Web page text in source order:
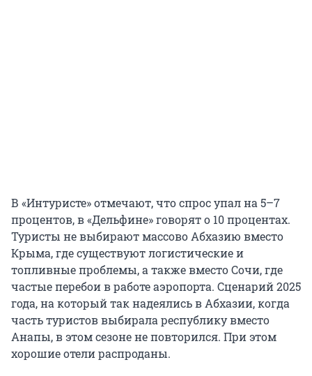
В «Интуристе» отмечают, что спрос упал на 5–7
процентов, в «Дельфине» говорят о 10 процентах.
Туристы не выбирают массово Абхазию вместо
Крыма, где существуют логистические и
топливные проблемы, а также вместо Сочи, где
частые перебои в работе аэропорта. Сценарий 2025
года, на который так надеялись в Абхазии, когда
часть туристов выбирала республику вместо
Анапы, в этом сезоне не повторился. При этом
хорошие отели распроданы.